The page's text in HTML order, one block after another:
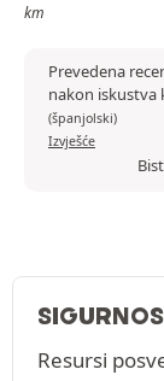
km
Prevedena
nakon iskustva
(španjolski)
Izvješće
Resursi